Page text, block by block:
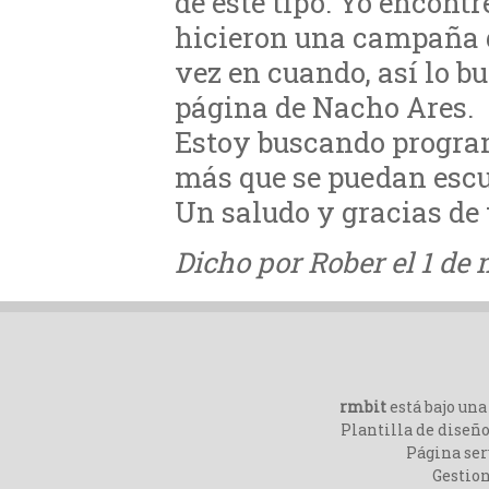
hicieron una campaña
vez en cuando, así lo
página de Nacho Ares.
Estoy buscando
más que se puedan
Un saludo y gracias de
Dicho por Rober el 1 de
rmbitestá bajo una
Plantilla de
Página